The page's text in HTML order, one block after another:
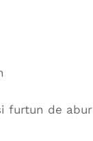
furtun de abur